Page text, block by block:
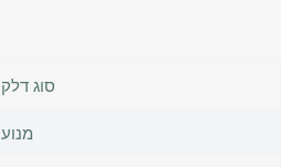
סוג דלק
מנוע